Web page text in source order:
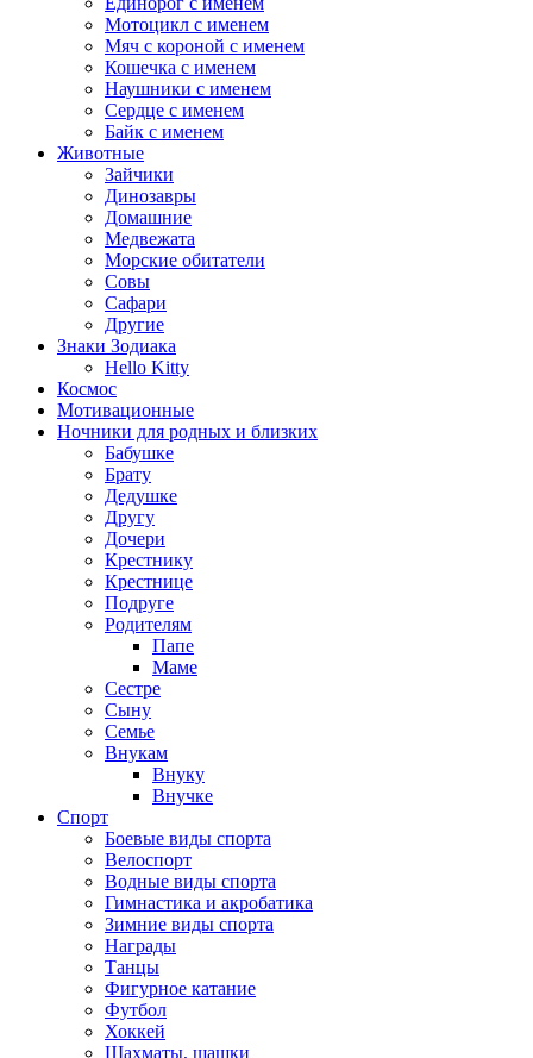
Мотоцикл с именем
Мяч с короной с именем
Кошечка с именем
Наушники с именем
Сердце с именем
Байк с именем
Животные
Зайчики
Динозавры
Домашние
Медвежата
Морские обитатели
Совы
Сафари
Другие
Знаки Зодиака
Hello Kitty
Космос
Мотивационные
Ночники для родных и близких
Бабушке
Брату
Дедушке
Другу
Дочери
Крестнику
Крестнице
Подруге
Родителям
Папе
Маме
Сестре
Сыну
Семье
Внукам
Внуку
Внучке
Спорт
Боевые виды спорта
Велоспорт
Водные виды спорта
Гимнастика и акробатика
Зимние виды спорта
Награды
Танцы
Фигурное катание
Футбол
Хоккей
Шахматы, шашки